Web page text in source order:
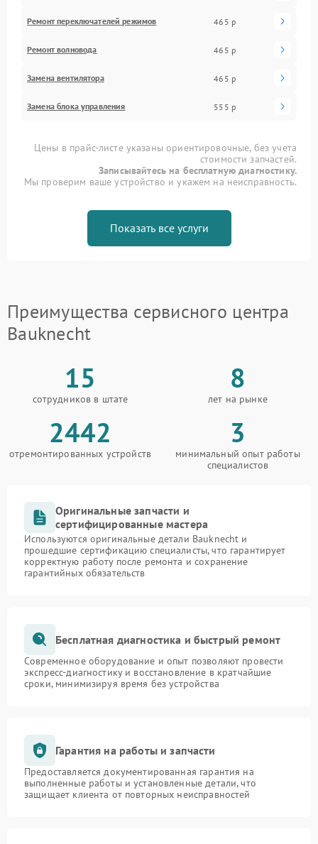
Ремонт переключателей режимов 465 р
Ремонт волновода 465 р
Замена вентилятора 465 р
Замена блока управления 555 р
Цены в прайс-листе указаны ориентировочные, без учета
стоимости запчастей.
Записывайтесь на бесплатную диагностику.
Мы проверим ваше устройство и укажем на неисправность.
Показать все услуги
Преимущества сервисного центра
Bauknecht
15
сотрудников в штате
8
лет на рынке
2442
отремонтированных устройств
3
минимальный опыт работы
специалистов
Оригинальные запчасти и
сертифицированные мастера
Используются оригинальные детали Bauknecht и
прошедшие сертификацию специалисты, что гарантирует
корректную работу после ремонта и сохранение
гарантийных обязательств
Бесплатная диагностика и быстрый ремонт
Современное оборудование и опыт позволяют провести
экспресс-диагностику и восстановление в кратчайшие
сроки, минимизируя время без устройства
Гарантия на работы и запчасти
Предоставляется документированная гарантия на
выполненные работы и установленные детали, что
защищает клиента от повторных неисправностей